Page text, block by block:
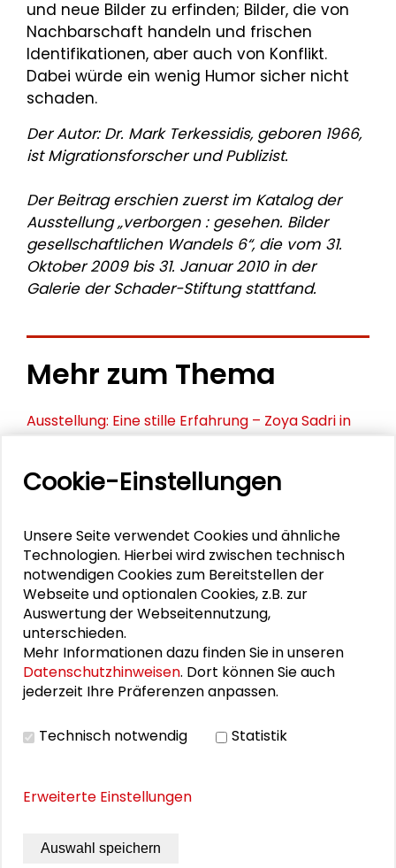
und neue Bilder zu erfinden; Bilder, die von
Nachbarschaft handeln und frischen
Identifikationen, aber auch von Konflikt.
Dabei würde ein wenig Humor sicher nicht
schaden.
Der Autor: Dr. Mark Terkessidis, geboren 1966,
ist Migrationsforscher und Publizist.
Der Beitrag erschien zuerst im Katalog der
Ausstellung „verborgen : gesehen. Bilder
gesellschaftlichen Wandels 6“, die vom 31.
Oktober 2009 bis 31. Januar 2010 in der
Galerie der Schader-Stiftung stattfand.
Mehr zum Thema
Ausstellung: Eine stille Erfahrung – Zoya Sadri in
Ausstellung: Jazz Inspirations – Digitale
„Versäumte Bilder“ von Raumfahrt-Pionierinnen
bei der ESA
"Versäumte Bilder": Lebenszeichen aus
Darmstadt und Frankfurt
Öffnungszeiten "Versäumte Bilder"
PUBLIKATIONEN
verborgen : gesehen. Bilder
Cookie-Einstellungen
Unsere Seite verwendet Cookies und ähnliche
Technologien. Hierbei wird zwischen technisch
notwendigen Cookies zum Bereitstellen der
Webseite und optionalen Cookies, z.B. zur
Auswertung der Webseitennutzung,
unterschieden.
Mehr Informationen dazu finden Sie in unseren
Datenschutzhinweisen. Dort können Sie auch
jederzeit Ihre Präferenzen anpassen.
Technisch notwendig Statistik
Erweiterte Einstellungen
Auswahl speichern